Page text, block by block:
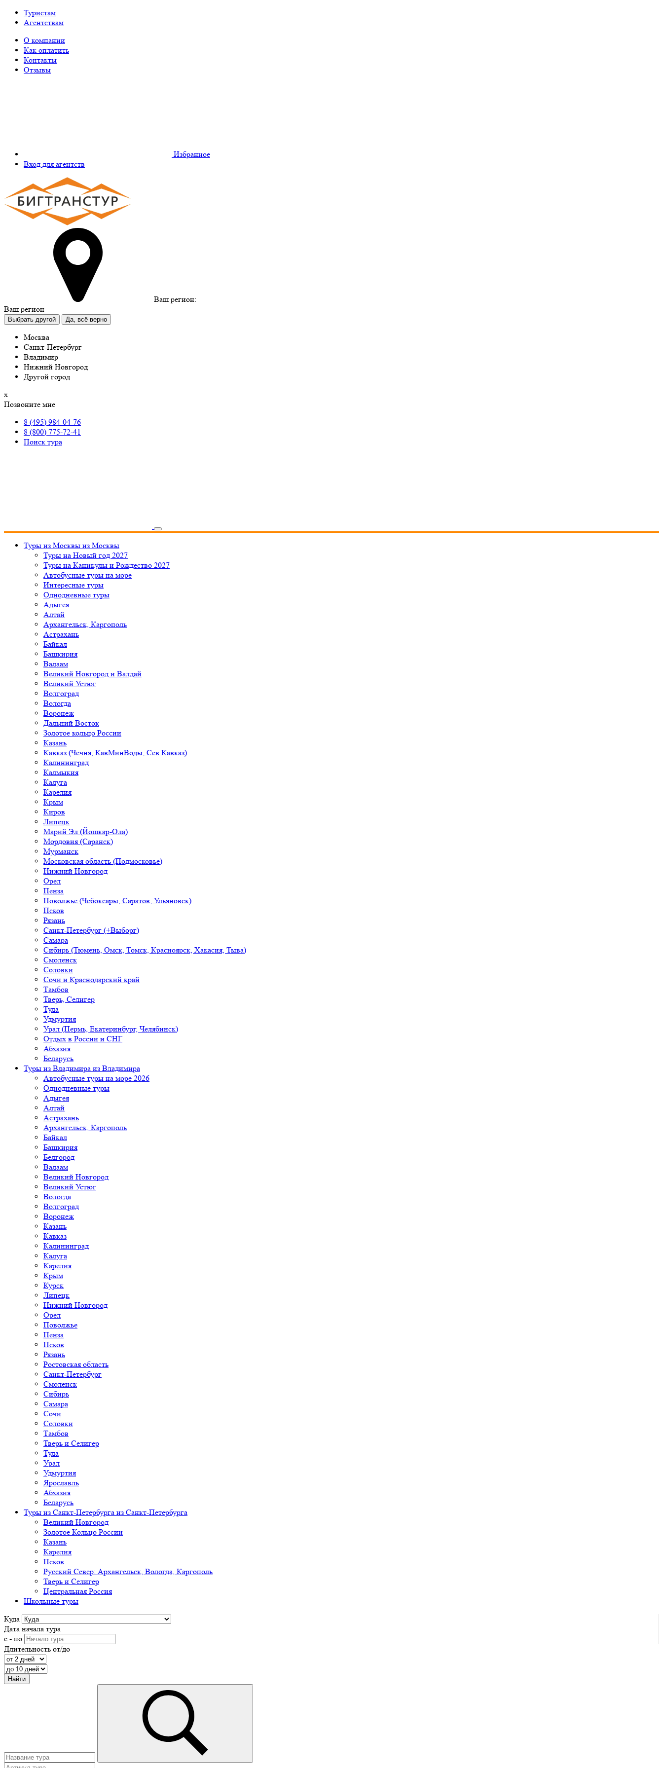
Туристам
Агентствам
О компании
Как оплатить
Контакты
Отзывы
Избранное
Вход для агентств
Ваш регион:
Ваш регион
Выбрать другой Да, всё верно
Москва
Санкт-Петербург
Владимир
Нижний Новгород
Другой город
х
Позвоните мне
8 (495) 984-04-76
8 (800) 775-72-41
Поиск тура
Туры из Москвы из Москвы
Туры на Новый год 2027
Туры на Каникулы и Рождество 2027
Автобусные туры на море
Интересные туры
Однодневные туры
Адыгея
Алтай
Архангельск, Каргополь
Астрахань
Байкал
Башкирия
Валаам
Великий Новгород и Валдай
Великий Устюг
Волгоград
Вологда
Воронеж
Дальний Восток
Золотое кольцо России
Казань
Кавказ (Чечня, КавМинВоды, Сев.Кавказ)
Калининград
Калмыкия
Калуга
Карелия
Крым
Киров
Липецк
Марий Эл (Йошкар-Ола)
Мордовия (Саранск)
Мурманск
Московская область (Подмосковье)
Нижний Новгород
Орел
Пенза
Поволжье (Чебоксары, Саратов, Ульяновск)
Псков
Рязань
Санкт-Петербург (+Выборг)
Самара
Сибирь (Тюмень, Омск, Томск, Красноярск, Хакасия, Тыва)
Смоленск
Соловки
Сочи и Краснодарский край
Тамбов
Тверь, Селигер
Тула
Удмуртия
Урал (Пермь, Екатеринбург, Челябинск)
Отдых в России и СНГ
Абхазия
Беларусь
Туры из Владимира из Владимира
Автобусные туры на море 2026
Однодневные туры
Адыгея
Алтай
Астрахань
Архангельск, Каргополь
Байкал
Башкирия
Белгород
Валаам
Великий Новгород
Великий Устюг
Вологда
Волгоград
Воронеж
Казань
Кавказ
Калининград
Калуга
Карелия
Крым
Курск
Липецк
Нижний Новгород
Орел
Поволжье
Пенза
Псков
Рязань
Ростовская область
Санкт-Петербург
Смоленск
Сибирь
Самара
Сочи
Соловки
Тамбов
Тверь и Селигер
Тула
Урал
Удмуртия
Ярославль
Абхазия
Беларусь
Туры из Санкт-Петербурга из Санкт-Петербурга
Великий Новгород
Золотое Кольцо России
Казань
Карелия
Псков
Русский Север: Архангельск, Вологда, Каргополь
Тверь и Селигер
Центральная Россия
Школьные туры
Куда
Дата начала тура
с - по
Длительность от/до